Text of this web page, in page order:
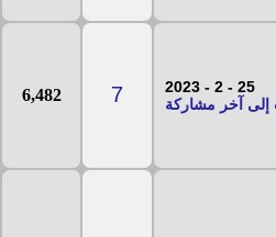
25 - 2 - 2023
7
6,482